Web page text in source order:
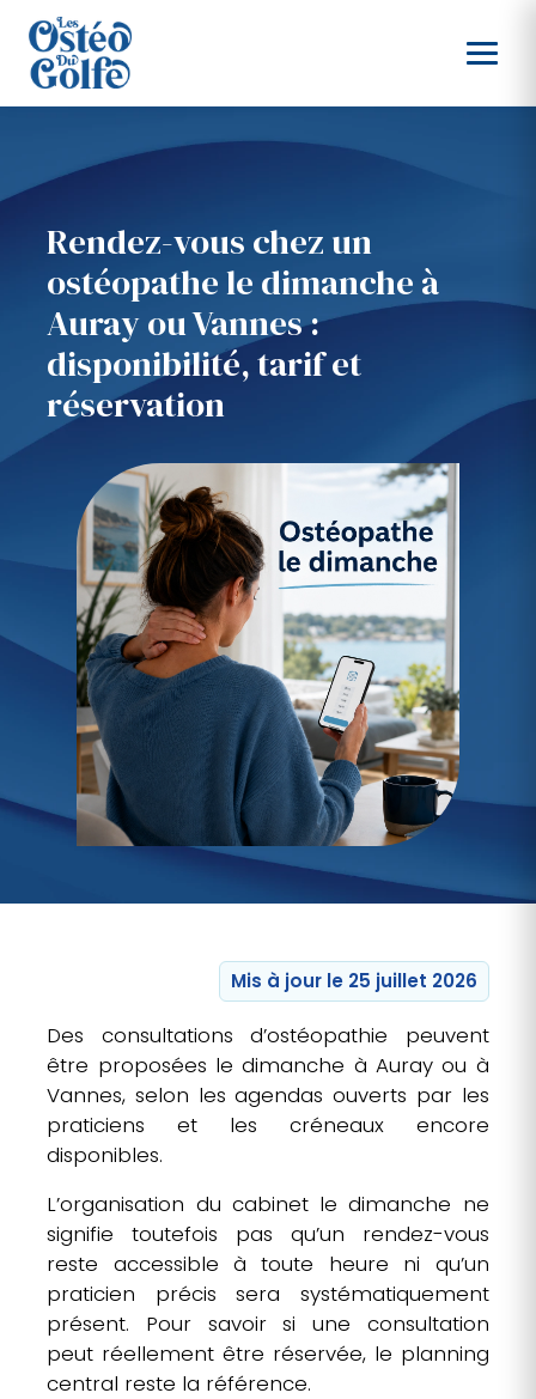
Rendez-vous chez un
ostéopathe le dimanche à
Auray ou Vannes :
disponibilité, tarif et
réservation
Mis à jour le 25 juillet 2026
Des consultations d’ostéopathie peuvent
être proposées le dimanche à Auray ou à
Vannes, selon les agendas ouverts par les
praticiens et les créneaux encore
disponibles.
L’organisation du cabinet le dimanche ne
signifie toutefois pas qu’un rendez-vous
reste accessible à toute heure ni qu’un
praticien précis sera systématiquement
présent. Pour savoir si une consultation
peut réellement être réservée, le planning
central reste la référence.